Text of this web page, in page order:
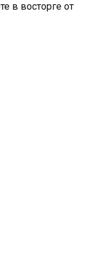
в восторге от